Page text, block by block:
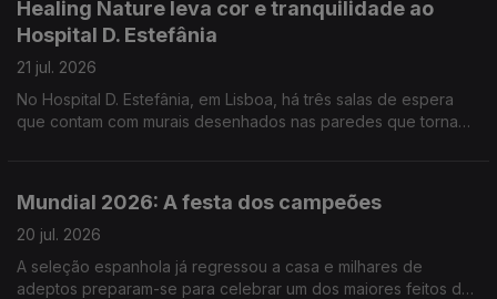
Healing Nature leva cor e tranquilidade ao
Hospital D. Estefânia
21 jul. 2026
No Hospital D. Estefânia, em Lisboa, há três salas de espera
que contam com murais desenhados nas paredes que tornam
Mundial 2026: A festa dos campeões
20 jul. 2026
A seleção espanhola já regressou a casa e milhares de
adeptos preparam-se para celebrar um dos maiores feitos da